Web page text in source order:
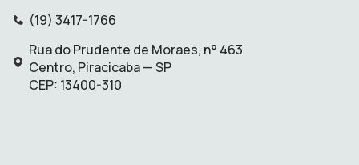
(19) 3417-1766
Endereço:
Rua do Prudente de Moraes, n° 463
Centro, Piracicaba — SP
CEP: 13400-310